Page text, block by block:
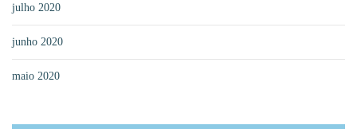
julho 2020
junho 2020
maio 2020